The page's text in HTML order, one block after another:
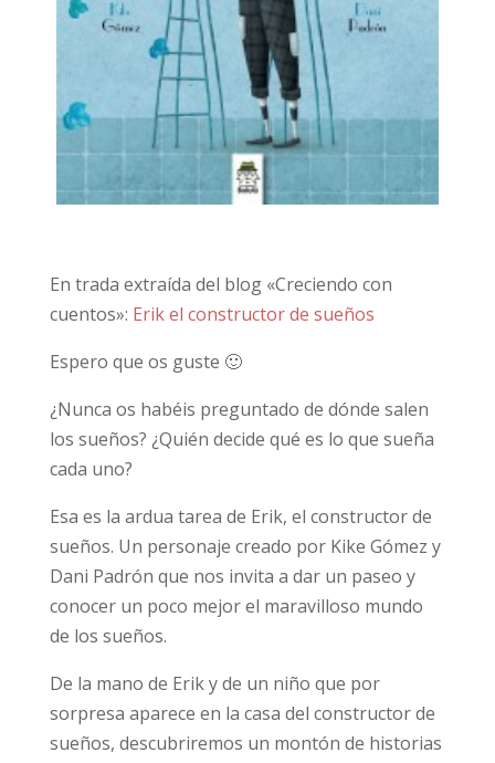
En trada extraída del blog «Creciendo con
cuentos»: Erik el constructor de sueños
Espero que os guste 🙂
¿Nunca os habéis preguntado de dónde salen
los sueños? ¿Quién decide qué es lo que sueña
cada uno?
Esa es la ardua tarea de Erik, el constructor de
sueños. Un personaje creado por Kike Gómez y
Dani Padrón que nos invita a dar un paseo y
conocer un poco mejor el maravilloso mundo
de los sueños.
De la mano de Erik y de un niño que por
sorpresa aparece en la casa del constructor de
sueños, descubriremos un montón de historias